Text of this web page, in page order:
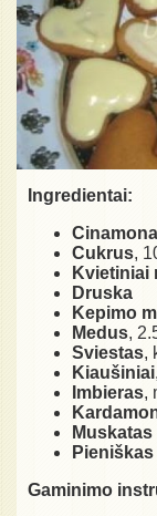
Ingredientai:
Cukrus,
Kvietiniai
Druska
Kepimo
Medus,
Sviestas,
Kiaušiniai
Imbieras,
Muskatas
Gaminimo